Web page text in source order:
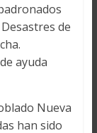
de
ayuda
Nueva
han sido